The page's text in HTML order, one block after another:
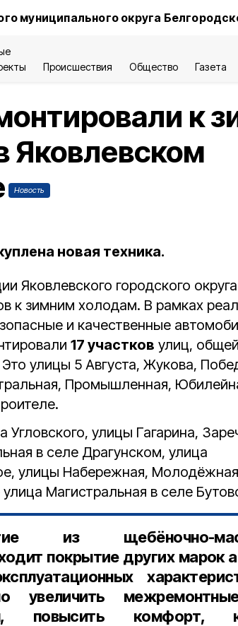
муниципального округа
Происшествия Общество Газета
к
Яковлевском
Новость
новая техника.
Яковлевского городского округа
к зимним холодам. В рамках
и качественные
17 участков улиц, общей
Это улицы 5 Августа, Жукова,
Промышленная,
улицы Гагарина,
в селе Драгунском, улица
улицы Набережная, Молодёжная
Магистральная в селе
из щебёночно-
покрытие других марок
увеличить
повысить комфорт,